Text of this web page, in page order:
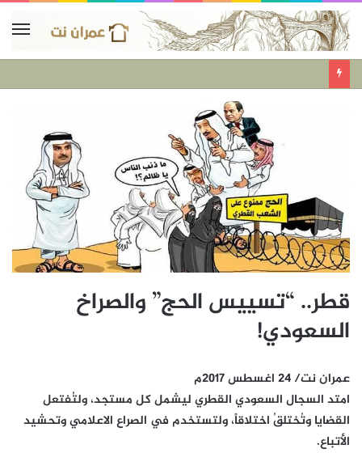
قطر.. “تسييس الحج” والصراخ
السعودي!
عمران نت/ 24 اغسطس 2017م
امتد السجال السعودي القطري ليشمل كل مستجد، ولتُفتعل
القضايا وتُختلقُ اختلاقاً، ولتستخدم في الصراع الاعلامي وتحشيد
الأتباع.